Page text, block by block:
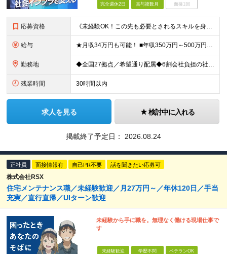
完全週休2日 賞与複数月 面接1回
応募資格 《未経験OK！この先も必要とされるスキルを身につけたい方は大歓迎！》 ■普通自動車免許 ※学歴不問 ＜こんな方に向いています！＞ ◎余暇の時間をしっかり確保できる働き方がしたい ◎経験を活かしてより
給与 ★月収34万円も可能！ ■年収350万円～500万円想定 ┗月給22万6000円～33万3000円（地域手当を含む）＋諸手当＋賞与年2回（4.0ヶ月※2024年度実績） ★資格手当 ・自動車整備士1
勤務地 ◆全国27拠点／希望通り配属◆6割会社負担の社宅制度（借り上げ社宅※規定あり） ◆転居を伴う転勤なし ◆U・Iターン歓迎 ◆マイカー通勤可 【北海道エリア】 北海道（札幌市、旭川市） 【東北エリア
残業時間 30時間以内
求人を見る 検討中に入れる
掲載終了予定日： 2026.08.24
正社員 面接情報有 自己PR不要 話を聞きたい応募可
株式会社RSX
住宅メンテナンス職／未経験歓迎／月27万円～／年休120日／手当
充実／直行直帰／UIターン歓迎
未経験から手に職を。無理なく働ける現場仕事で
す
未経験歓迎 学歴不問 ベテランOK